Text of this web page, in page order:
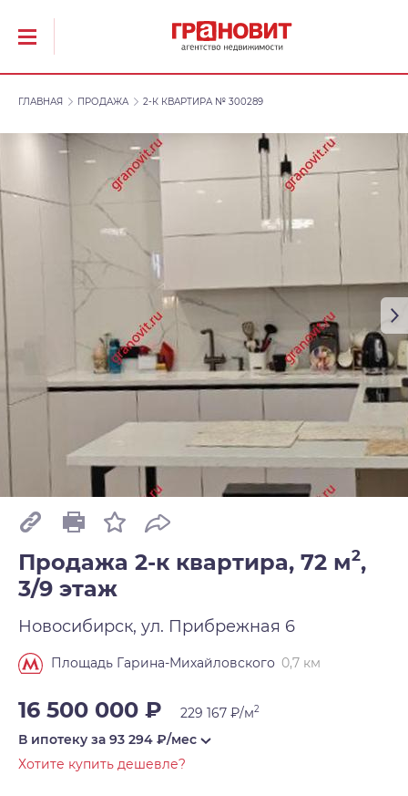
ГЛАВНАЯ ПРОДАЖА 2-К КВАРТИРА № 300289
Продажа 2-к квартира, 72 м2,
3/9 этаж
Новосибирск, ул. Прибрежная 6
Площадь Гарина-Михайловского 0,7 км
16 500 000 ₽ 229 167 ₽/м2
В ипотеку за 93 294 ₽/мес
Хотите купить дешевле?